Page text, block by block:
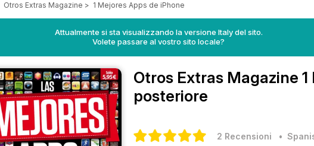
Otros Extras Magazine > 1 Mejores Apps de iPhone
Attualmente si sta visualizzando la versione Italy del sito.
Volete passare al vostro sito locale?
Otros Extras Magazine
posteriore
2 Recensioni •